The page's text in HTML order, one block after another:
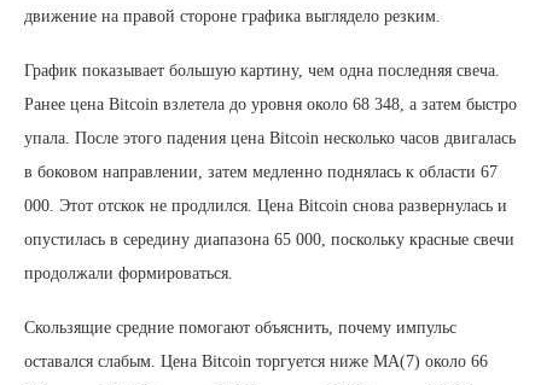
движение на правой стороне графика выглядело резким.
График показывает большую картину, чем одна последняя свеча.
Ранее цена Bitcoin взлетела до уровня около 68 348, а затем быстро
упала. После этого падения цена Bitcoin несколько часов двигалась
в боковом направлении, затем медленно поднялась к области 67
000. Этот отскок не продлился. Цена Bitcoin снова развернулась и
опустилась в середину диапазона 65 000, поскольку красные свечи
продолжали формироваться.
Скользящие средние помогают объяснить, почему импульс
оставался слабым. Цена Bitcoin торгуется ниже MA(7) около 66